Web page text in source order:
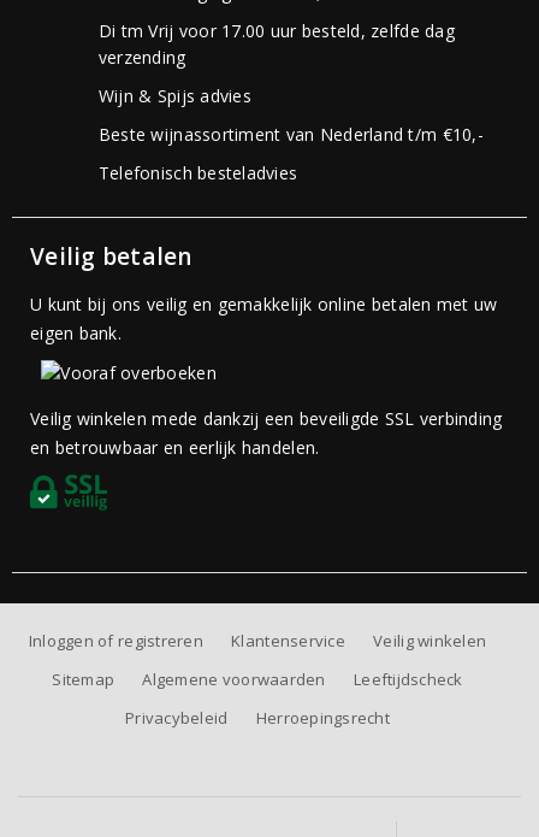
Di tm Vrij voor 17.00 uur besteld, zelfde dag
verzending
Wijn & Spijs advies
Beste wijnassortiment van Nederland t/m €10,-
Telefonisch besteladvies
Veilig betalen
U kunt bij ons veilig en gemakkelijk online betalen met uw
eigen bank.
Veilig winkelen mede dankzij een beveiligde SSL verbinding
en betrouwbaar en eerlijk handelen.
Inloggen of registreren Klantenservice
Veilig winkelen
Sitemap
Algemene voorwaarden
Leeftijdscheck
Privacybeleid
Herroepingsrecht